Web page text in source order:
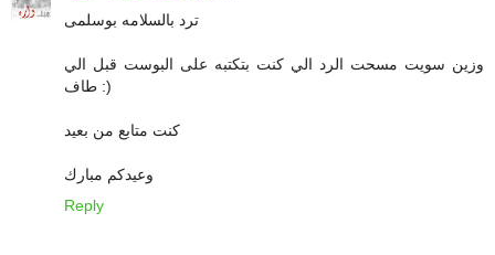
ترد بالسلامه بوسلمى
وزين سويت مسحت الرد الي كنت بتكتبه على البوست قبل الي
طاف :)
كنت متابع من بعيد
وعيدكم مبارك
Reply